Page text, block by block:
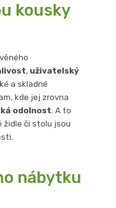
kousky
, uživatelský
a skladné
kde jej zrovna
odolnost. A to
židle či stolu jsou
nábytku